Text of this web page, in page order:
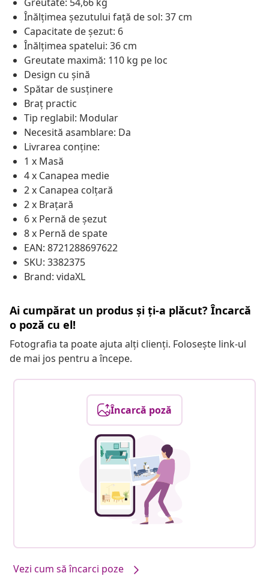
Înălțimea șezutului față de sol: 37 cm
Capacitate de șezut: 6
Înălțimea spatelui: 36 cm
Greutate maximă: 110 kg pe loc
Design cu șină
Spătar de susținere
Braț practic
Tip reglabil: Modular
Necesită asamblare: Da
Livrarea conține:
1 x Masă
4 x Canapea medie
2 x Canapea colțară
2 x Brațară
6 x Pernă de șezut
8 x Pernă de spate
EAN: 8721288697622
SKU: 3382375
Brand: vidaXL
Ai cumpărat un produs și ți-a plăcut? Încarcă
o poză cu el!
Fotografia ta poate ajuta alți clienți. Folosește link-ul
de mai jos pentru a începe.
Încarcă poză
Vezi cum să încarci poze